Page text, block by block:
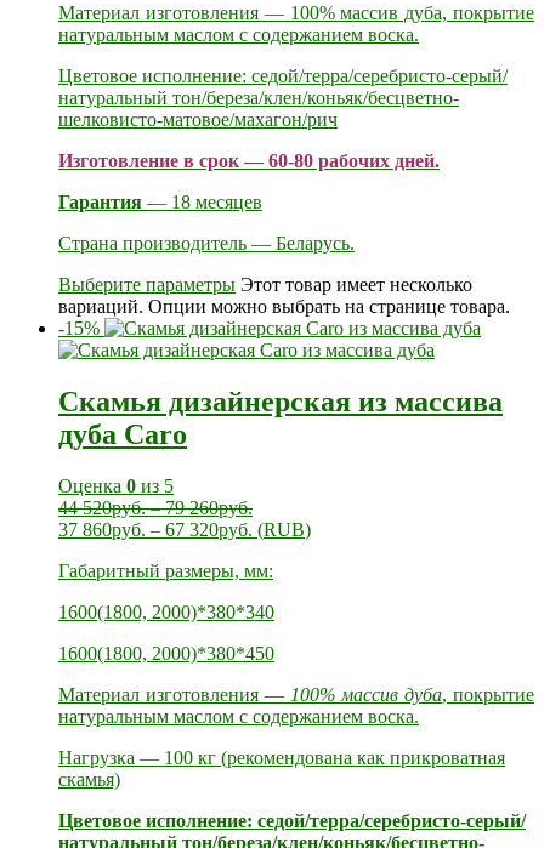
Материал изготовления — 100% массив дуба, покрытие
натуральным маслом с содержанием воска.
Цветовое исполнение: седой/терра/серебристо-серый/
натуральный тон/береза/клен/коньяк/бесцветно-
шелковисто-матовое/махагон/рич
Изготовление в срок — 60-80 рабочих дней.
Гарантия — 18 месяцев
Страна производитель — Беларусь.
Выберите параметры Этот товар имеет несколько
вариаций. Опции можно выбрать на странице товара.
-15%
Скамья дизайнерская из массива
дуба Caro
Оценка 0 из 5
44 520руб.–79 260руб.
37 860руб. – 67 320руб. (RUB)
Габаритный размеры, мм:
1600(1800, 2000)*380*340
1600(1800, 2000)*380*450
Материал изготовления — 100% массив дуба, покрытие
натуральным маслом с содержанием воска.
Нагрузка — 100 кг (рекомендована как прикроватная
скамья)
Цветовое исполнение: седой/терра/серебристо-серый/
натуральный тон/береза/клен/коньяк/бесцветно-